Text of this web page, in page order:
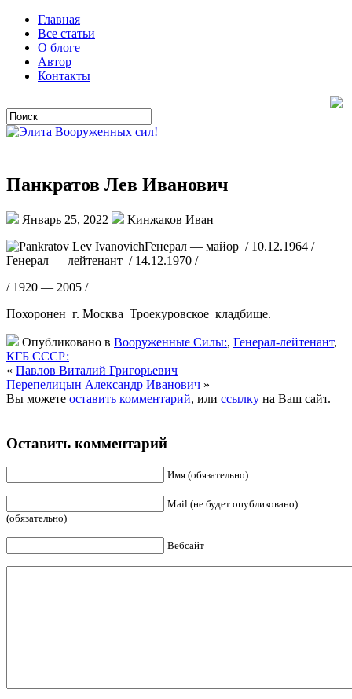
Главная
Все статьи
О блоге
Автор
Контакты
Панкратов Лев Иванович
Январь 25, 2022
Кинжаков Иван
Генерал — майор / 10.12.1964 /
Генерал — лейтенант / 14.12.1970 /
/ 1920 — 2005 /
Похоронен г. Москва Троекуровское кладбище.
Опубликовано в Вооруженные Силы:, Генерал-лейтенант,
КГБ СССР:
« Павлов Виталий Григорьевич
Перепелицын Александр Иванович »
Вы можете оставить комментарий, или ссылку на Ваш сайт.
Оставить комментарий
Имя (обязательно)
Mail (не будет опубликовано)
(обязательно)
Вебсайт